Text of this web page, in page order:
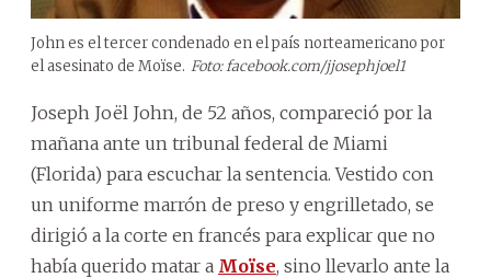
John es el tercer condenado en el país norteamericano por
el asesinato de Moïse. Foto: facebook.com/jjosephjoel1
Joseph Joël John, de 52 años, compareció por la
mañana ante un tribunal federal de Miami
(Florida) para escuchar la sentencia. Vestido con
un uniforme marrón de preso y engrilletado, se
dirigió a la corte en francés para explicar que no
había querido matar a Moïse, sino llevarlo ante la